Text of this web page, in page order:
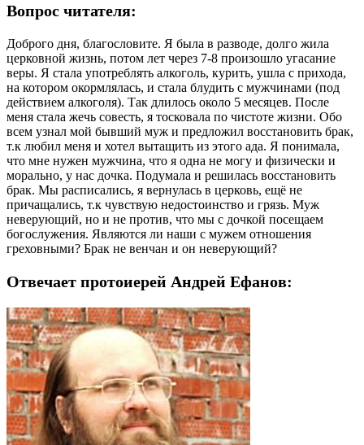
Вопрос читателя:
Доброго дня, благословите. Я была в разводе, долго жила
церковной жизнь, потом лет через 7-8 произошло угасание
веры. Я стала употреблять алкоголь, курить, ушла с прихода,
на котором окормлялась, и стала блудить с мужчинами (под
действием алкоголя). Так длилось около 5 месяцев. После
меня стала жечь совесть, я тосковала по чистоте жизни. Обо
всем узнал мой бывший муж и предложил восстановить брак,
т.к любил меня и хотел вытащить из этого ада. Я понимала,
что мне нужен мужчина, что я одна не могу и физически и
морально, у нас дочка. Подумала и решилась восстановить
брак. Мы расписались, я вернулась в церковь, ещё не
причащались, т.к чувствую недостоинство и грязь. Муж
неверующий, но и не против, что мы с дочкой посещаем
богослужения. Являются ли наши с мужем отношения
греховными? Брак не венчан и он неверующий?
Отвечает протоиерей Андрей Ефанов: